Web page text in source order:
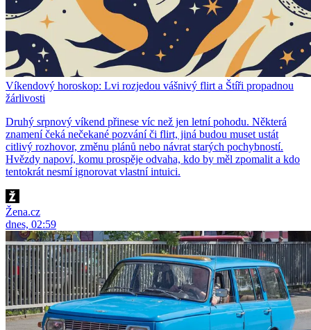
Víkendový horoskop: Lvi rozjedou vášnivý flirt a Štíři propadnou
žárlivosti
Druhý srpnový víkend přinese víc než jen letní pohodu. Některá
znamení čeká nečekané pozvání či flirt, jiná budou muset ustát
citlivý rozhovor, změnu plánů nebo návrat starých pochybností.
Hvězdy napoví, komu prospěje odvaha, kdo by měl zpomalit a kdo
tentokrát nesmí ignorovat vlastní intuici.
Žena.cz
dnes, 02:59